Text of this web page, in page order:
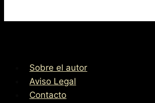
Sobre el autor
Aviso Legal
Contacto